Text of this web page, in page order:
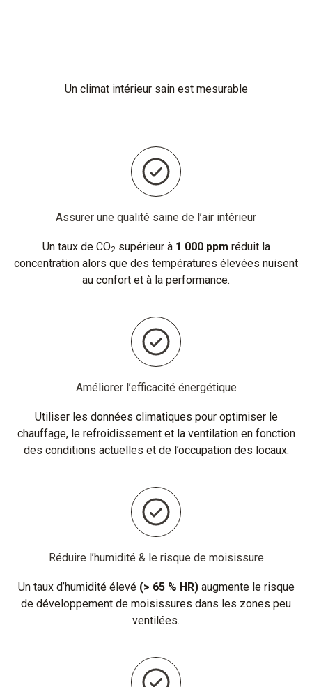
Un climat intérieur sain est mesurable
Assurer une qualité saine de l’air intérieur
Un taux de CO2 supérieur à 1 000 ppm réduit la
concentration alors que des températures élevées nuisent
au confort et à la performance.
Améliorer l’efficacité énergétique
Utiliser les données climatiques pour optimiser le
chauffage, le refroidissement et la ventilation en fonction
des conditions actuelles et de l’occupation des locaux.
Réduire l’humidité & le risque de moisissure
Un taux d’humidité élevé (> 65 % HR)augmente le risque
de développement de moisissures dans les zones peu
ventilées.